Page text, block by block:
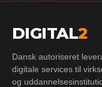
DIGITAL2
Dansk autoriseret
digitale services til
og